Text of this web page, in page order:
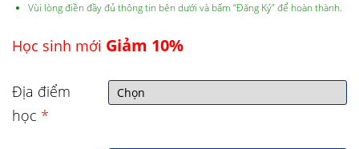
Vùi lòng điền đầy đủ thông tin bên dưới và bấm “Đăng Ký” để hoàn thành.
Học sinh mới Giảm 10%
Địa điểm
học *